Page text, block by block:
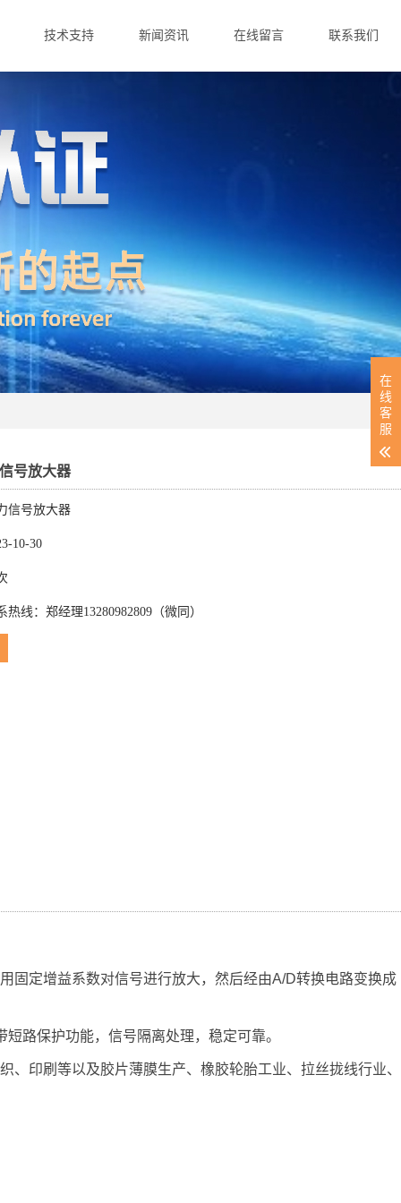
技术支持 新闻资讯 在线留言 联系我们
号放大器
信号放大器
10-30
热线：郑经理13280982809（微同）
固定增益系数对信号进行放大，然后经由A/D转换电路变换成
路保护功能，信号隔离处理，稳定可靠。
印刷等以及胶片薄膜生产、橡胶轮胎工业、拉丝拢线行业、
在
线
客
服